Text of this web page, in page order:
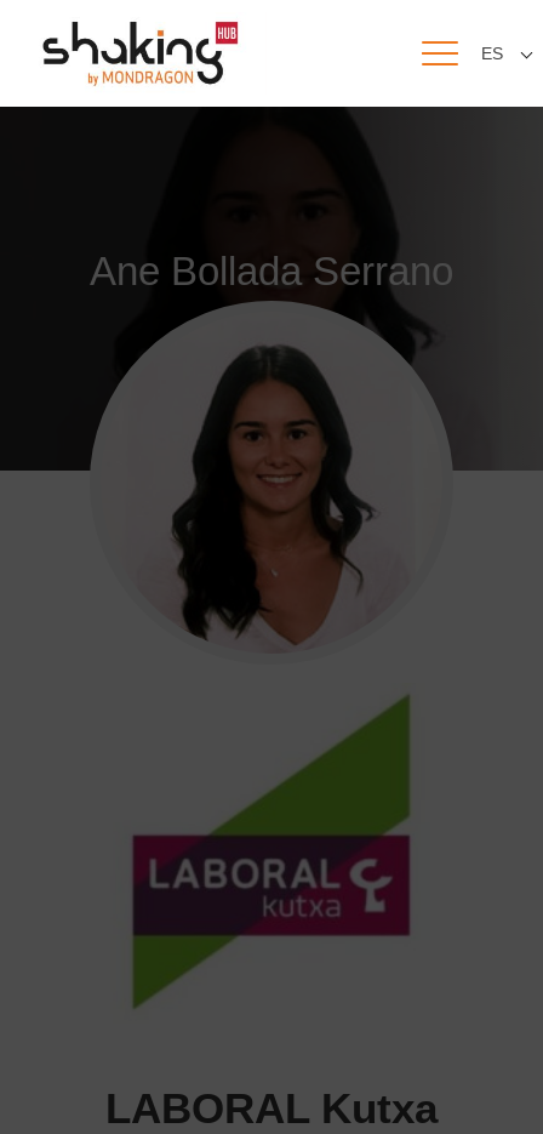
ES
Ane Bollada Serrano
LABORAL Kutxa